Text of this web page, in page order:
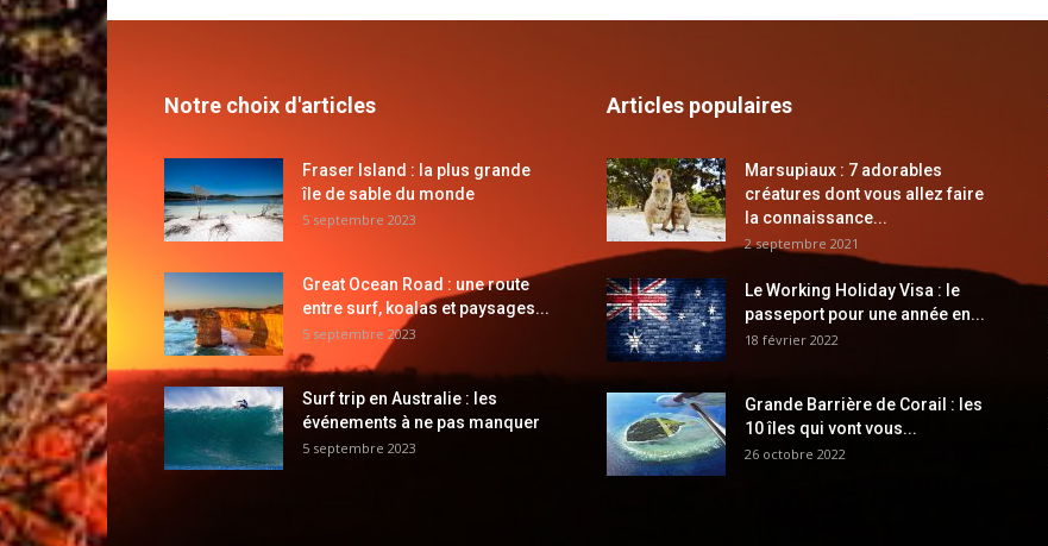
Notre choix d'articles
Fraser Island : la plus grande
île de sable du monde
5 septembre 2023
Great Ocean Road : une route
entre surf, koalas et paysages...
5 septembre 2023
Surf trip en Australie : les
événements à ne pas manquer
5 septembre 2023
Articles populaires
Marsupiaux : 7 adorables
créatures dont vous allez faire
la connaissance...
2 septembre 2021
Le Working Holiday Visa : le
passeport pour une année en...
18 février 2022
Grande Barrière de Corail : les
10 îles qui vont vous...
26 octobre 2022